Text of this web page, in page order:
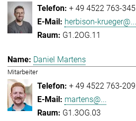
+ 49 4522 763-345
herbison-krueger@...
G1.2OG.11
Daniel Martens
Mitarbeiter
+ 49 4522 763-209
martens@...
G1.3OG.03